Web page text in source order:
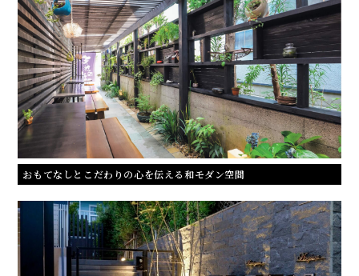
おもてなしとこだわりの心を伝える和モダン空間